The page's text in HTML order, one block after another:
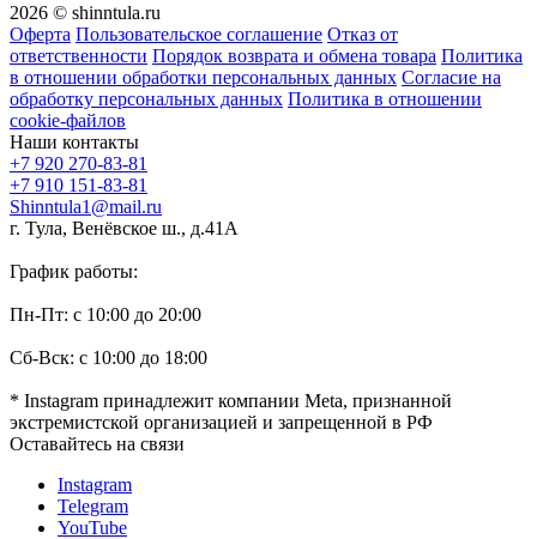
2026 © shinntula.ru
Оферта Пользовательское соглашение Отказ от
ответственности Порядок возврата и обмена товара Политика
в отношении обработки персональных данных Согласие на
обработку персональных данных Политика в отношении
cookie-файлов
Наши контакты
+7 920 270-83-81
+7 910 151-83-81
Shinntula1@mail.ru
г. Тула, Венёвское ш., д.41А
График работы:
Пн-Пт: с 10:00 до 20:00
Сб-Вск: с 10:00 до 18:00
* Instagram принадлежит компании Meta, признанной
экстремистской организацией и запрещенной в РФ
Оставайтесь на связи
Instagram
Telegram
YouTube